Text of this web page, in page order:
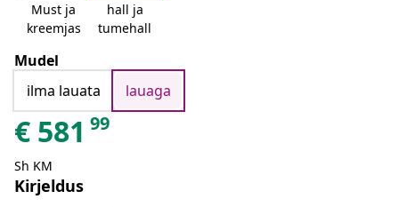
Must ja
kreemjas
hall ja
tumehall
Mudel
ilma lauata
lauaga
€ 581 99
Sh KM
Kirjeldus